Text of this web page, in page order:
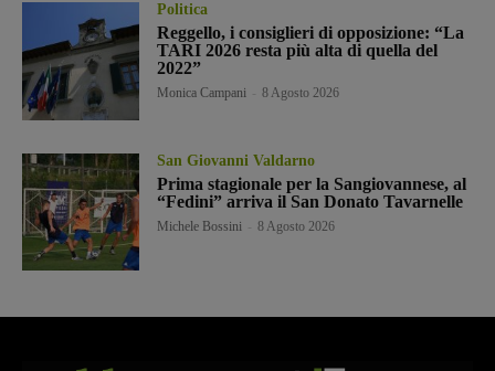
Politica
Reggello, i consiglieri di opposizione: “La
TARI 2026 resta più alta di quella del
2022”
Monica Campani 8 Agosto 2026
San Giovanni Valdarno
Prima stagionale per la Sangiovannese, al
“Fedini” arriva il San Donato Tavarnelle
Michele Bossini 8 Agosto 2026